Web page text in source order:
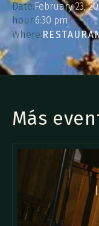
Date: February 23,
hour:6:30 pm
Where:
Más